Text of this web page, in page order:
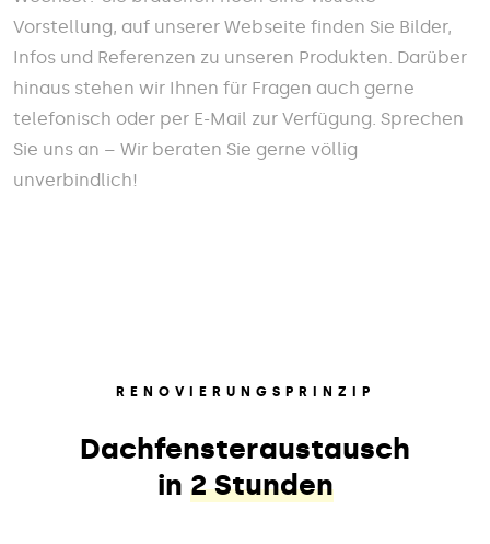
Vorstellung, auf unserer Webseite finden Sie Bilder,
Infos und Referenzen zu unseren Produkten. Darüber
hinaus stehen wir Ihnen für Fragen auch gerne
telefonisch oder per E-Mail zur Verfügung. Sprechen
Sie uns an – Wir beraten Sie gerne völlig
unverbindlich!
RENOVIERUNGSPRINZIP
Dachfensteraustausch
in 2 Stunden